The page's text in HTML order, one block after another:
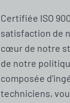
Certifiée ISO
satisfaction de
cœur de notre
de notre
composée
techniciens,